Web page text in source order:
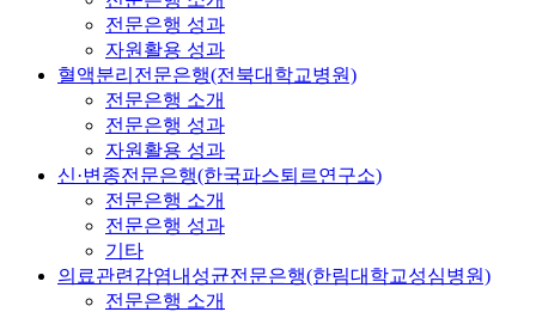
전문은행 성과
자원활용 성과
혈액분리전문은행(전북대학교병원)
전문은행 소개
전문은행 성과
자원활용 성과
신·변종전문은행(한국파스퇴르연구소)
전문은행 소개
전문은행 성과
기타
의료관련감염내성균전문은행(한림대학교성심병원)
전문은행 소개